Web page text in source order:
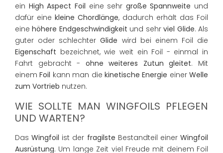
ein High Aspect Foil eine sehr große Spannweite und
dafür eine kleine Chordlänge, dadurch erhält das Foil
einehöhere Endgeschwindigkeit und sehrviel Glide. Als
guter oder schlechterGlide wird bei einem Foil die
Eigenschaft bezeichnet, wie weit ein Foil - einmal in
Fahrt gebracht - ohne weiteres Zutun gleitet. Mit
einemFoil kann man die kinetische Energie einer Welle
zum Vortrieb nutzen.
WIE SOLLTE MAN WINGFOILS PFLEGEN
UND WARTEN?
DasWingfoil ist der fragilste Bestandteil einerWingfoil
Ausrüstung. Um lange Zeit viel Freude mit deinem Foil